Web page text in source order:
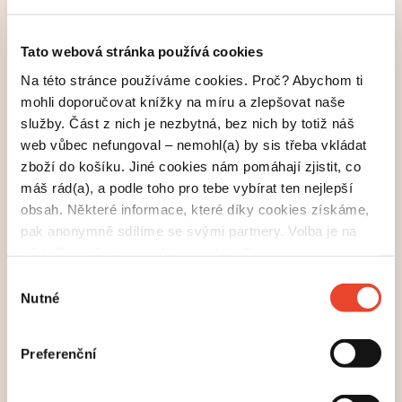
Tato webová stránka používá cookies
Na této stránce používáme cookies. Proč? Abychom ti
mohli doporučovat knížky na míru a zlepšovat naše
služby. Část z nich je nezbytná, bez nich by totiž náš
web vůbec nefungoval – nemohl(a) by sis třeba vkládat
zboží do košíku. Jiné cookies nám pomáhají zjistit, co
máš rád(a), a podle toho pro tebe vybírat ten nejlepší
obsah. Některé informace, které díky cookies získáme,
pak anonymně sdílíme se svými partnery. Volba je na
souhlasu
Nutné
Preferenční
Dílo Elizabeth Gilbert možná znáš díky filmu s Julií
Foto: Facebook